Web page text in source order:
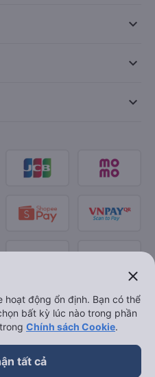
keyboard_arrow_down
keyboard_arrow_down
keyboard_arrow_down
close
hoạt động ổn định. Bạn có thể
bất kỳ lúc nào trong phần
Chính sách Cookie.
tất cả